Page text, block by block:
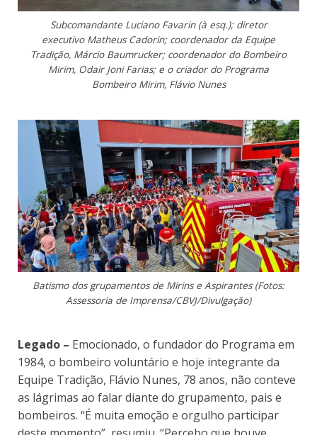
Subcomandante Luciano Favarin (à esq.); diretor
executivo Matheus Cadorin; coordenador da Equipe
Tradição, Márcio Baumrucker; coordenador do Bombeiro
Mirim, Odair Joni Farias; e o criador do Programa
Bombeiro Mirim, Flávio Nunes
Batismo dos grupamentos de Mirins e Aspirantes (Fotos:
Assessoria de Imprensa/CBVJ/Divulgação)
Legado – Emocionado, o fundador do Programa em
1984, o bombeiro voluntário e hoje integrante da
Equipe Tradição, Flávio Nunes, 78 anos, não conteve
as lágrimas ao falar diante do grupamento, pais e
bombeiros. “É muita emoção e orgulho participar